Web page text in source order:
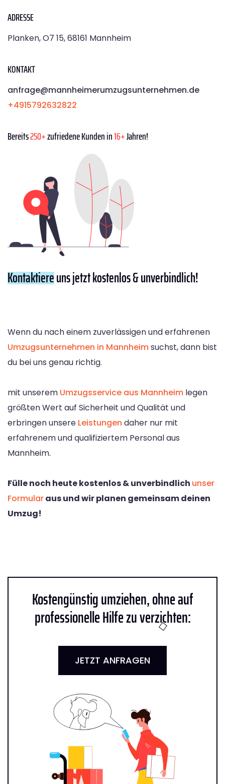
ADRESSE
Planken, O7 15, 68161 Mannheim
KONTAKT
anfrage@mannheimerumzugsunternehmen.de
+4915792632822
Bereits250+zufriedene Kunden in16+Jahren!
Kontaktiereuns jetzt kostenlos & unverbindlich!
Wenn du nach einem zuverlässigen und erfahrenen
Umzugsunternehmen in Mannheimsuchst, dann bist
du bei uns genau richtig.
mit unserem Umzugsservice aus Mannheim legen
größten Wert auf Sicherheit und Qualität und
erbringen unsere Leistungen daher nur mit
erfahrenem und qualifiziertem Personal aus
Mannheim.
Fülle noch heute kostenlos & unverbindlich unser
Formularaus und wir planen gemeinsam deinen
Umzug!
Kostengünstig umziehen, ohne auf
professionelle Hilfe zu verzichten:
JETZT ANFRAGEN